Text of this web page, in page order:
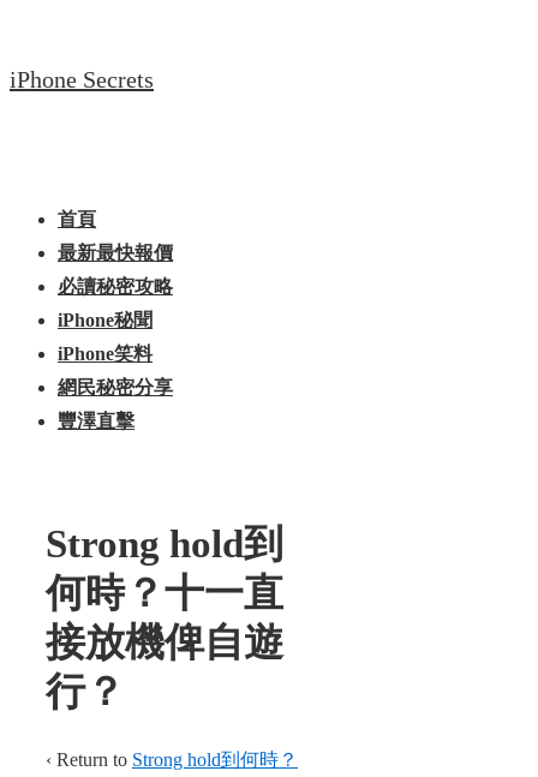
to
iPhone Secrets
Navigation
首頁
最新最快報價
必讀秘密攻略
iPhone秘聞
iPhone笑料
網民秘密分享
豐澤直擊
Strong hold到
何時？十一直
接放機俾自遊
行？
‹ Return to Strong hold到何時？